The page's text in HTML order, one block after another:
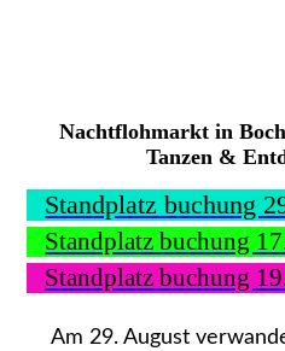
Nachtflohmarkt in
Tanzen &
Standplatz buchung
Standplatz buchung
Standplatz buchung
​Am 29. August